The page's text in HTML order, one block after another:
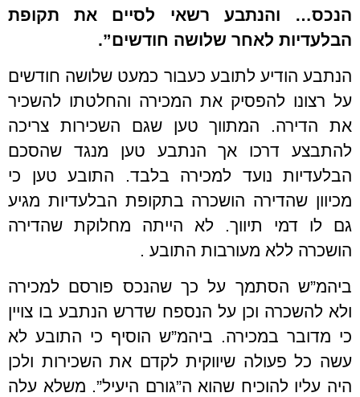
הנכס… והנתבע רשאי לסיים את תקופת
הבלעדיות לאחר שלושה חודשים”.
הנתבע הודיע לתובע כעבור כמעט שלושה חודשים
על רצונו להפסיק את המכירה והחלטתו להשכיר
את הדירה. המתווך טען שגם השכירות צריכה
להתבצע דרכו אך הנתבע טען מנגד שהסכם
הבלעדיות נועד למכירה בלבד. התובע טען כי
מכיוון שהדירה הושכרה בתקופת הבלעדיות מגיע
גם לו דמי תיווך. לא הייתה מחלוקת שהדירה
הושכרה ללא מעורבות התובע .
ביהמ”ש הסתמך על כך שהנכס פורסם למכירה
ולא להשכרה וכן על הנספח שדרש הנתבע בו צויין
כי מדובר במכירה. ביהמ”ש הוסיף כי התובע לא
עשה כל פעולה שיווקית לקדם את השכירות ולכן
היה עליו להוכיח שהוא ה”גורם היעיל”. משלא עלה